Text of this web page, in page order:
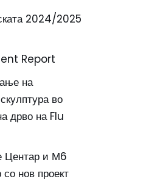
2024/2025
Report
на
во
дрво на Flu
Центар и М6
нов проект